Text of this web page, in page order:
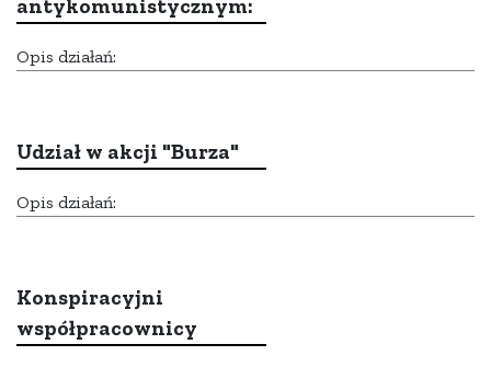
antykomunistycznym:
Opis działań:
Udział w akcji "Burza"
Opis działań:
Konspiracyjni
współpracownicy